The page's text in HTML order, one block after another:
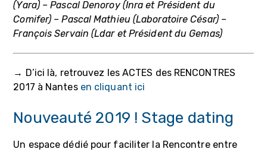
(Yara) – Pascal Denoroy (Inra et Président du
Comifer) – Pascal Mathieu (Laboratoire César) –
François Servain (Ldar et Président du Gemas)
→ D’ici là, retrouvez les ACTES des RENCONTRES
2017 à Nantes en cliquant ici
Nouveauté 2019 ! Stage dating
Un espace dédié pour faciliter la Rencontre entre